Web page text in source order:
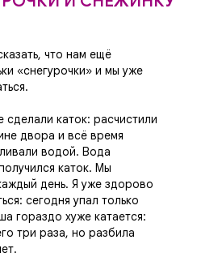
что нам ещё
«снегурочки» и мы уже
сделали каток: расчистили
двора и всё время
водой. Вода
каток. Мы
день. Я уже здорово
сегодня упал только
гораздо хуже катается:
три раза, но разбила